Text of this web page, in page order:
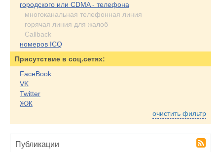
городского или CDMA - телефона
многоканальная телефонная линия
горячая линия для жалоб
Callback
номеров ICQ
Присутствие в соц.сетях:
FaceBook
VK
Twitter
ЖЖ
очистить фильтр
Публикации